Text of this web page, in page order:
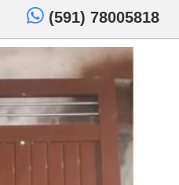
(591) 78005818